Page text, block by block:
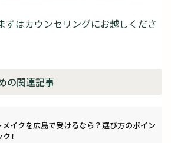
ずはカウンセリングにお越しくださ
の関連記事
メイクを広島で受けるなら？選び方のポイン
！